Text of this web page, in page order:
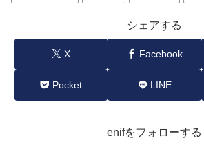
シェアする
X Facebook
Pocket LINE
enifをフォローする